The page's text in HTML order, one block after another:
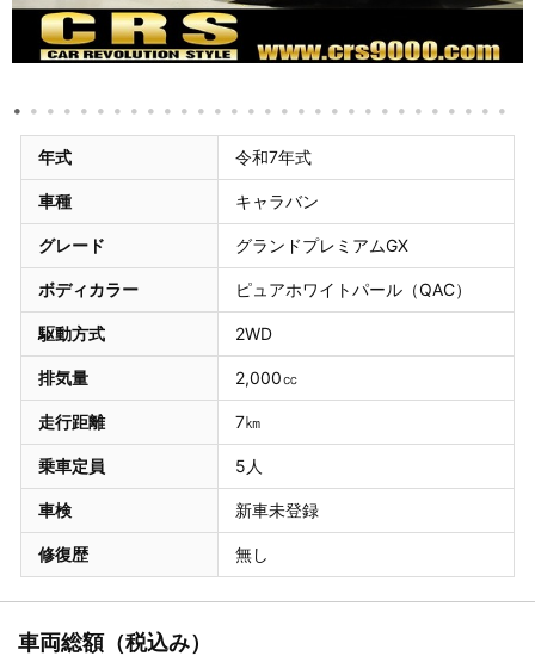
年式 令和7年式
車種 キャラバン
グレード グランドプレミアムGX
ボディカラー ピュアホワイトパール（QAC）
駆動方式 2WD
排気量 2,000㏄
走行距離 7㎞
乗車定員 5人
車検 新車未登録
修復歴 無し
車両総額（税込み）